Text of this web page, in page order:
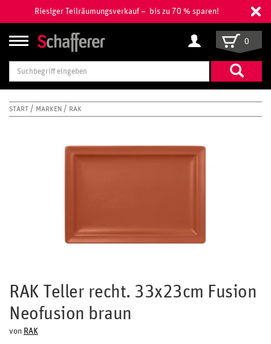
Riesiger Teilräumungsverkauf – bis zu 70 % sparen!
Suchbegriff
eingeben
0
START MARKEN RAK
RAK Teller recht. 33x23cm Fusion
Neofusion braun
von RAK